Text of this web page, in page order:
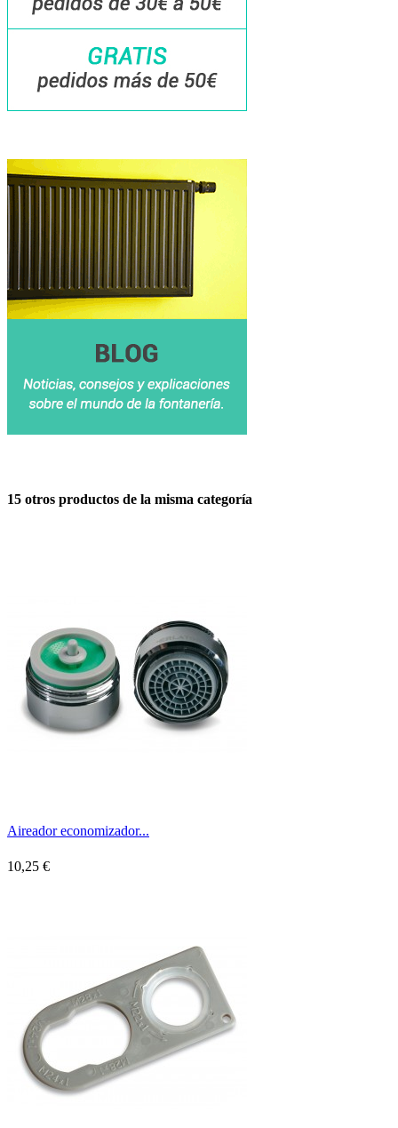
15 otros productos de la misma categoría
Aireador economizador...
10,25 €